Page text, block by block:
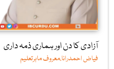
آزادی کا دن اور ہماری ذمہ داری
فیاض احمدرانا،معروف ماہرتعلیم